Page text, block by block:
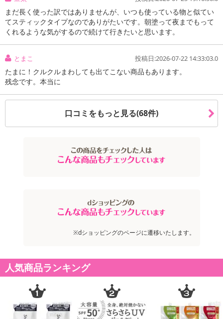
まだ長く使った訳ではありませんが、いつも使っている物と似てい
てスティックタイプなのでありがたいです。朝塗って夜までもって
くれるような気がするので続けて行きたいと思います。
とまこ 投稿日:2026-07-22 14:33:03.0
たまに！クルクルまわしても出てこない商品もあります。
残念です。本当に
口コミをもっと見る(68件)
※dショッピングのページに遷移いたします。
人気商品ランキング